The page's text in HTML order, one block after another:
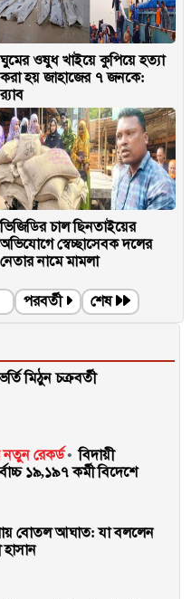
ঘুমের ওষুধ খাইয়ে কুপিয়ে হত্যা
করা হয় জাহাজের ৭ জনকে:
র‍্যাব
ভিজিডির চাল ছিনতাইয়ের
অভিযোগে স্বেচ্ছাসেবক দলের
নেতার নামে মামলা
পরবর্তী শেষ
মিঠুন চক্রবর্তী
রেকর্ড
বিদায়ী
১৯,১৯৭ কর্মী বিদেশে
বোতল আঘাত: যা বললেন